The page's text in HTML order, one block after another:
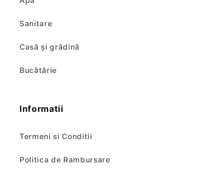
Sanitare
Casă și grădină
Bucătărie
Informatii
Termeni si Conditii
Politica de Rambursare